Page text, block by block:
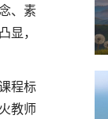
、素
显，
程标
教师